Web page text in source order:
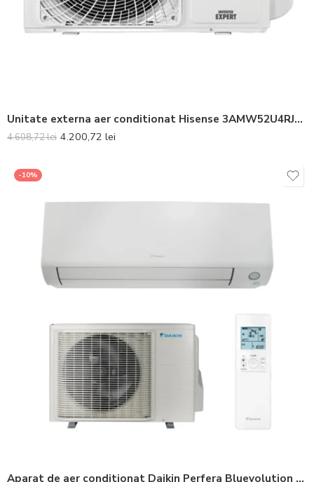
Unitate externa aer conditionat Hisense 3AMW52U4RJC Inverter 18000 BTU
4.608,72lei 4.200,72 lei
-10%
Aparat de aer conditionat Daikin Perfera Bluevolution FTXM60A-RXM60A Inverter 21000 BTU – Telecomanda inclusa